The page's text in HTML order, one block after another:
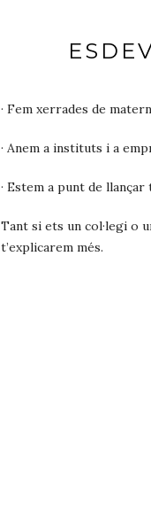
· Fem xerrades de
· Anem a instituts i a
· Estem a punt de
Tant si ets un col·legi o
t’explicarem més.